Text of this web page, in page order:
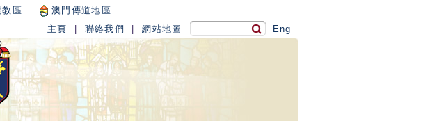
區
澳門傳道地區
主頁
聯絡我們 |網站地圖 Eng